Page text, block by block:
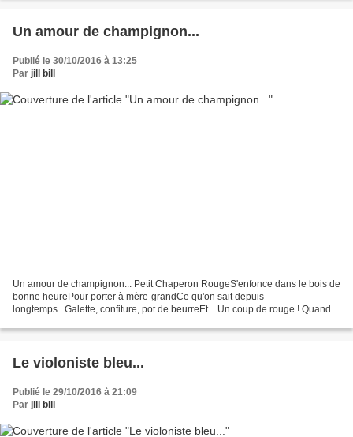
Un amour de champignon...
Publié le 30/10/2016 à 13:25
Par jill bill
Un amour de champignon... Petit Chaperon RougeS'enfonce dans le bois de
bonne heurePour porter à mère-grandCe qu'on sait depuis
longtemps...Galette, confiture, pot de beurreEt... Un coup de rouge ! Quand
Le violoniste bleu...
Publié le 29/10/2016 à 21:09
Par jill bill